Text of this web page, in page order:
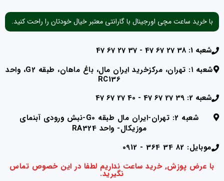
با خرید ساعت مچی اورجینال با گارانتی معتبر خیال خودتان را راحت کنید.
شعبه 1: 38 27 67 47 - 37 27 67 47
شعبه ۱: تهران، مرکزخرید ایران مال، باغ ماهان، طبقه G2، واحد
RC136
شعبه 2: 39 27 67 47 - 40 27 67 47
شعبه 2: تهران-ایران مال طبقه G0-نبش ورودی آبنمای
موزیکال- واحد RA324
موبایل: 82 34 364 - 0912
با عرض پوزش, خرید ساعت نداریم لطفا در این خصوص تماس
نگیرید.